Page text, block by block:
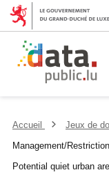
Accueil Jeux de
Management/
Potential quiet urban